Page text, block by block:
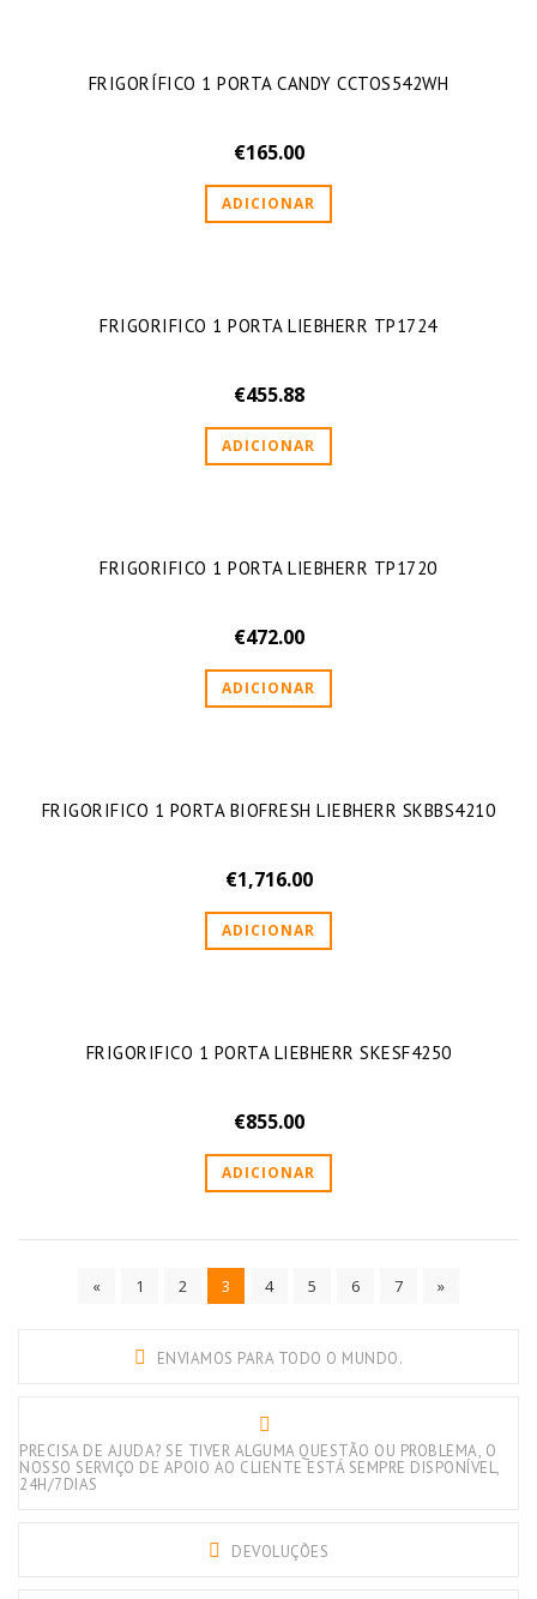
FRIGORÍFICO 1 PORTA CANDY CCTOS542WH
€165.00
ADICIONAR
FRIGORIFICO 1 PORTA LIEBHERR TP1724
€455.88
ADICIONAR
FRIGORIFICO 1 PORTA LIEBHERR TP1720
€472.00
ADICIONAR
FRIGORIFICO 1 PORTA BIOFRESH LIEBHERR SKBBS4210
€1,716.00
ADICIONAR
FRIGORIFICO 1 PORTA LIEBHERR SKESF4250
€855.00
ADICIONAR
« 1 2 3 4 5 6 7 »
ENVIAMOS PARA TODO O MUNDO.
PRECISA DE AJUDA? SE TIVER ALGUMA QUESTÃO OU PROBLEMA, O
NOSSO SERVIÇO DE APOIO AO CLIENTE ESTÁ SEMPRE DISPONÍVEL,
24H/7DIAS
DEVOLUÇÕES